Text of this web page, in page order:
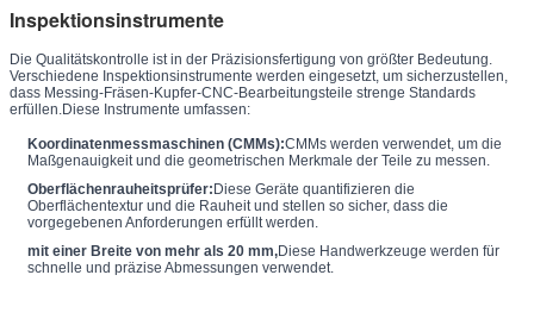
Inspektionsinstrumente
Die Qualitätskontrolle ist in der Präzisionsfertigung von größter Bedeutung.
Verschiedene Inspektionsinstrumente werden eingesetzt, um sicherzustellen,
dass Messing-Fräsen-Kupfer-CNC-Bearbeitungsteile strenge Standards
erfüllen.Diese Instrumente umfassen:
Koordinatenmessmaschinen (CMMs):CMMs werden verwendet, um die
Maßgenauigkeit und die geometrischen Merkmale der Teile zu messen.
Oberflächenrauheitsprüfer: Diese Geräte quantifizieren die
Oberflächentextur und die Rauheit und stellen so sicher, dass die
vorgegebenen Anforderungen erfüllt werden.
mit einer Breite von mehr als 20 mm,Diese Handwerkzeuge werden für
schnelle und präzise Abmessungen verwendet.